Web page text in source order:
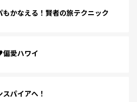
もかなえる！賢者の旅テクニック
愛ハワイ
パイアへ！